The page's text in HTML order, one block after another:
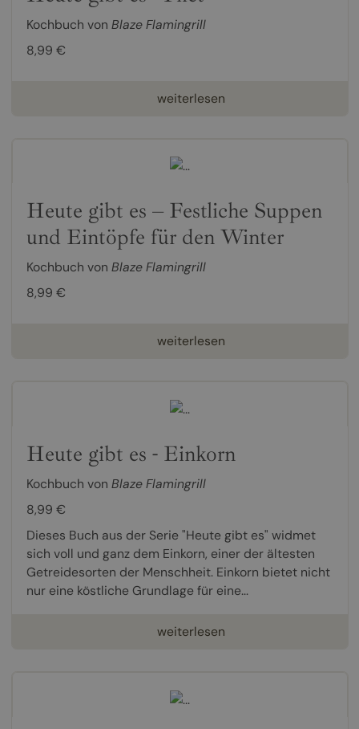
Kochbuch von Blaze Flamingrill
8,99 €
weiterlesen
Heute gibt es – Festliche Suppen
und Eintöpfe für den Winter
Kochbuch von Blaze Flamingrill
8,99 €
weiterlesen
Heute gibt es - Einkorn
Kochbuch von Blaze Flamingrill
8,99 €
Dieses Buch aus der Serie "Heute gibt es" widmet
sich voll und ganz dem Einkorn, einer der ältesten
Getreidesorten der Menschheit. Einkorn bietet nicht
nur eine köstliche Grundlage für eine...
weiterlesen